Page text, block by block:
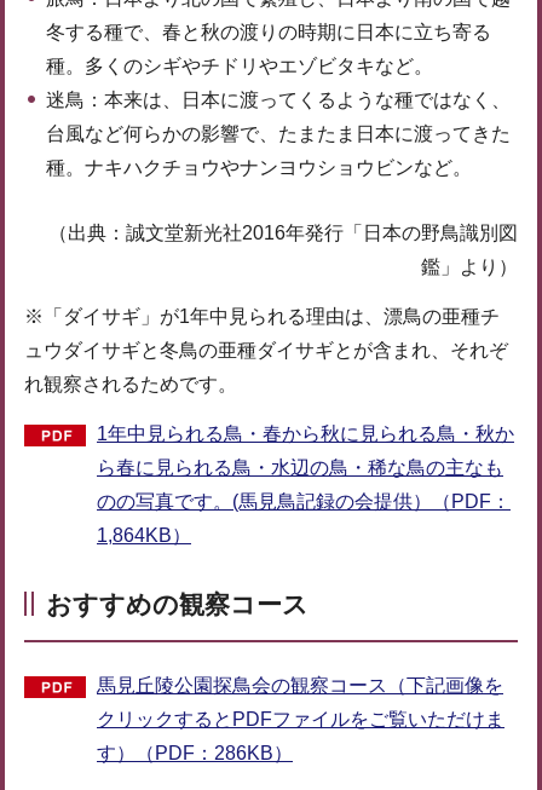
冬する種で、春と秋の渡りの時期に日本に立ち寄る
種。多くのシギやチドリやエゾビタキなど。
迷鳥：本来は、日本に渡ってくるような種ではなく、
台風など何らかの影響で、たまたま日本に渡ってきた
種。ナキハクチョウやナンヨウショウビンなど。
（出典：誠文堂新光社2016年発行「日本の野鳥識別図
鑑」より）
※「ダイサギ」が1年中見られる理由は、漂鳥の亜種チ
ュウダイサギと冬鳥の亜種ダイサギとが含まれ、それぞ
れ観察されるためです。
1年中見られる鳥・春から秋に見られる鳥・秋か
ら春に見られる鳥・水辺の鳥・稀な鳥の主なも
のの写真です。(馬見鳥記録の会提供）（PDF：
1,864KB）
おすすめの観察コース
馬見丘陵公園探鳥会の観察コース（下記画像を
クリックするとPDFファイルをご覧いただけま
す）（PDF：286KB）